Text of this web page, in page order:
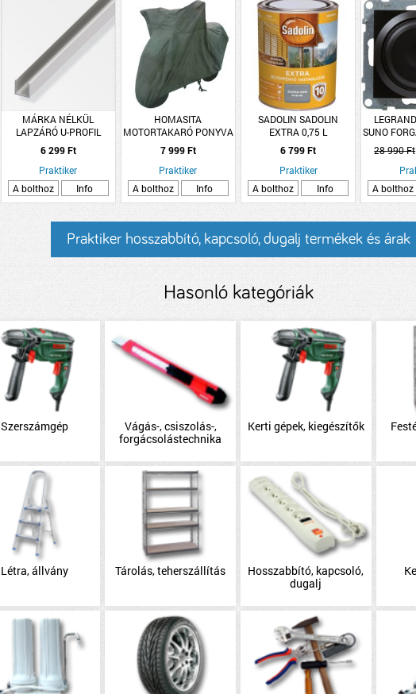
MÁRKA NÉLKÜL
LAPZÁRÓ U-PROFIL
9,9X10X1,5X10 MM 2M
ALUMÍNIUM
EZÜSTELOXÁLT
6 299 Ft
Praktiker
A bolthoz
Info
HOMASITA
MOTORTAKARÓ PONYVA
L
7 999 Ft
Praktiker
A bolthoz
Info
SADOLIN SADOLIN
EXTRA 0,75 L
SKANDINÁV SZÜRKE
6 799 Ft
Praktiker
A bolthoz
Info
SUNO
LED-HEZ
28 990 Ft
A bolthoz
Praktiker hosszabbító, kapcsoló, dugalj termékek és árak
Hasonló kategóriák
Szerszámgép
Vágás-, csiszolás-,
forgácsolástechnika
Kerti gépek, kiegészítők
Létra, állvány Tárolás, teherszállítás
Hosszabbító, kapcsoló,
dugalj